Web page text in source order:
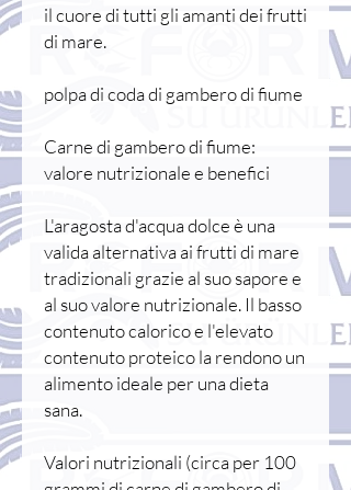
il cuore di tutti gli amanti dei frutti
di mare.
polpa di coda di gambero di fiume
Carne di gambero di fiume:
valore nutrizionale e benefici
L'aragosta d'acqua dolce è una
valida alternativa ai frutti di mare
tradizionali grazie al suo sapore e
al suo valore nutrizionale. Il basso
contenuto calorico e l'elevato
contenuto proteico la rendono un
alimento ideale per una dieta
sana.
Valori nutrizionali (circa per 100